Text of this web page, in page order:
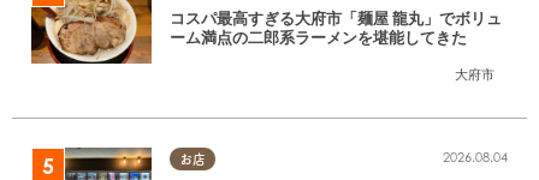
大府市
コスパ最高すぎる大府市「麺屋 龍丸」でボリュ
ーム満点の二郎系ラーメンを堪能してきた
お店 2026.08.04